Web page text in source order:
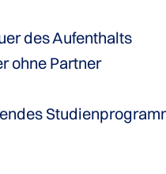
des Aufenthalts
ohne Partner